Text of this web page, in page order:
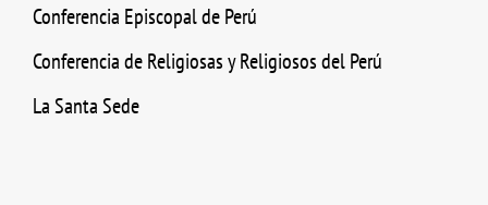
Conferencia Episcopal de Perú
Conferencia de Religiosas y Religiosos del Perú
La Santa Sede